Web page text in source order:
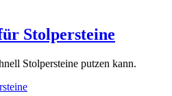
Stolpersteine
Stolpersteine putzen kann.